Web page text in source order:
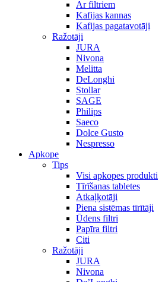
Ar filtriem
Kafijas kannas
Kafijas pagatavotāji
Ražotāji
JURA
Nivona
Melitta
DeLonghi
Stollar
SAGE
Philips
Saeco
Dolce Gusto
Nespresso
Apkope
Tips
Visi apkopes produkti
Tīrīšanas tabletes
Atkaļķotāji
Piena sistēmas tīrītāji
Ūdens filtri
Papīra filtri
Citi
Ražotāji
JURA
Nivona